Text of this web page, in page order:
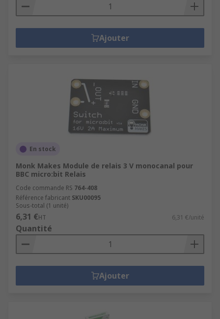
Ajouter
En stock
Monk Makes Module de relais 3 V monocanal pour
BBC micro:bit Relais
Code commande RS 764-408
Référence fabricant SKU00095
Sous-total (1 unité)
6,31 €HT 6,31 €/unité
Quantité
Ajouter